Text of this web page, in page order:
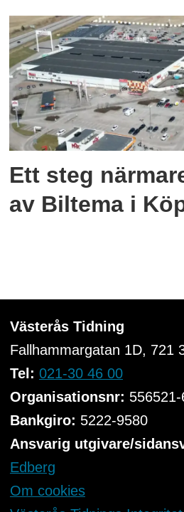
Ett steg
av Biltema i
Västerås Tidning
Fallhammargatan 1D, 721
Tel: 021-30 46 00
Organisationsnr:
Bankgiro: 5222-9580
Ansvarig utgivare/
Edberg
Om cookies